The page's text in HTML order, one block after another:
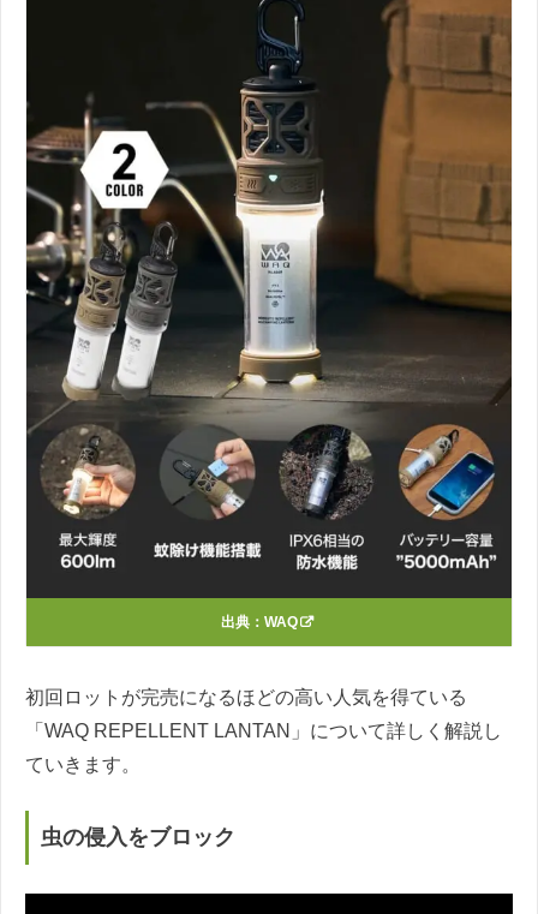
出典： WAQ
初回ロットが完売になるほどの高い人気を得ている
「WAQ REPELLENT LANTAN」について詳しく解説し
ていきます。
虫の侵入をブロック